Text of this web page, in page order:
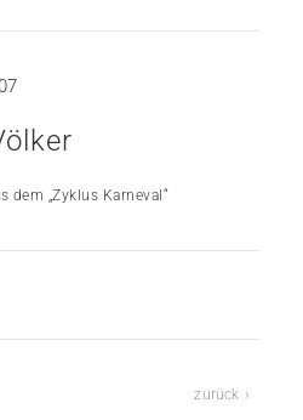
dem „Zyklus Karneval“
zurück